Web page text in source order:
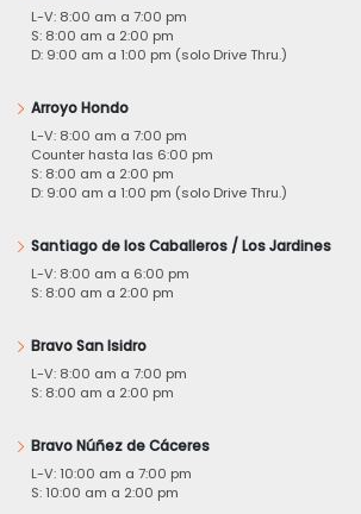
L-V: 8:00 am a 7:00 pm
S: 8:00 am a 2:00 pm
D: 9:00 am a 1:00 pm (solo Drive Thru.)
Arroyo Hondo
L-V: 8:00 am a 7:00 pm
Counter hasta las 6:00 pm
S: 8:00 am a 2:00 pm
D: 9:00 am a 1:00 pm (solo Drive Thru.)
Santiago de los Caballeros / Los Jardines
L-V: 8:00 am a 6:00 pm
S: 8:00 am a 2:00 pm
Bravo San Isidro
L-V: 8:00 am a 7:00 pm
S: 8:00 am a 2:00 pm
Bravo Núñez de Cáceres
L-V: 10:00 am a 7:00 pm
S: 10:00 am a 2:00 pm